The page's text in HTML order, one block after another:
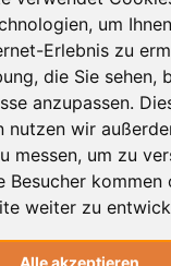
um
Erlebnis zu
die Sie sehen,
anzupassen.
nutzen wir
messen, um zu
Besucher kommen
weiter zu